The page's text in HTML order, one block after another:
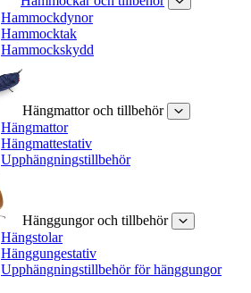
Hammockdynor
Hammocktak
Hammockskydd
Hängmattor och tillbehör
Hängmattor
Hängmattestativ
Upphängningstillbehör
Hänggungor och tillbehör
Hängstolar
Hänggungestativ
Upphängningstillbehör för hänggungor